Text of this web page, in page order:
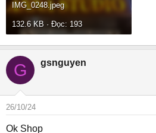
IMG_0248.jpeg
132.6 KB · Đọc: 193
G gsnguyen
26/10/24
Ok Shop